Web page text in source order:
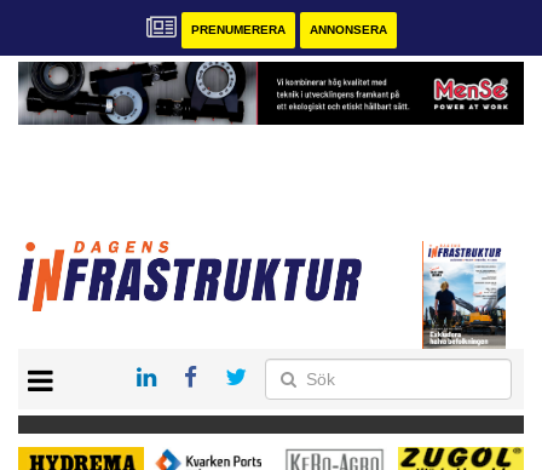
PRENUMERERA ANNONSERA
KONTAKT